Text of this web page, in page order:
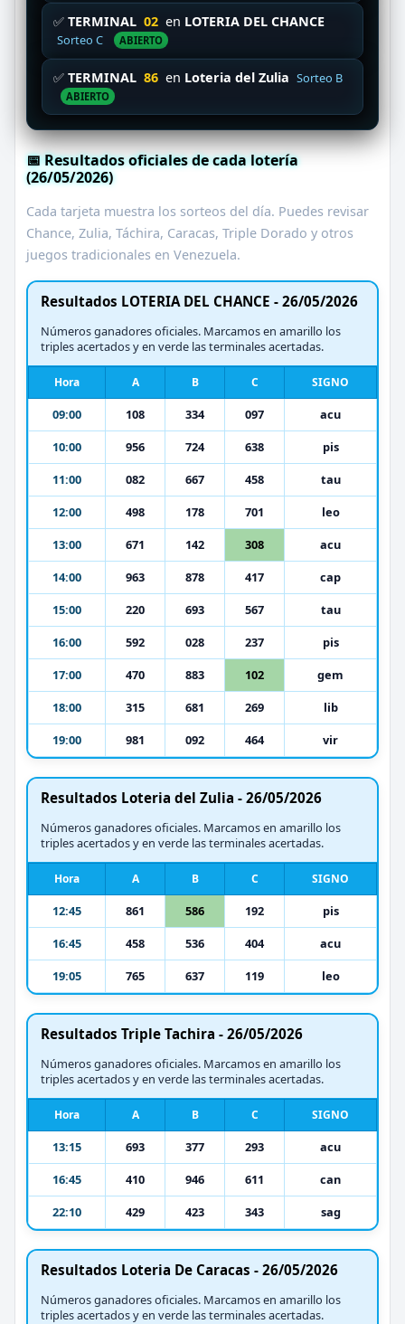
✅ TERMINAL 02 en LOTERIA DEL CHANCE
Sorteo C ABIERTO
✅ TERMINAL 86 en Loteria del Zulia Sorteo B
ABIERTO
📅 Resultados oficiales de cada lotería
(26/05/2026)
Cada tarjeta muestra los sorteos del día. Puedes revisar
Chance, Zulia, Táchira, Caracas, Triple Dorado y otros
juegos tradicionales en Venezuela.
Resultados LOTERIA DEL CHANCE - 26/05/2026
Números ganadores oficiales. Marcamos en amarillo los
triples acertados y en verde las terminales acertadas.
Hora A B C SIGNO
09:00 108 334 097
acu
10:00
956 724 638
pis
11:00
082 667 458
tau
12:00
498 178 701
leo
13:00
671 142 308
acu
14:00
963 878 417
cap
15:00
220 693 567
tau
16:00
592 028 237
pis
17:00
470 883 102
gem
18:00
315 681 269
lib
19:00
981 092 464 vir
Resultados Loteria del Zulia - 26/05/2026
Números ganadores oficiales. Marcamos en amarillo los
triples acertados y en verde las terminales acertadas.
Hora A B C SIGNO
12:45 861 586 192
pis
16:45
458 536 404
acu
19:05
765 637 119 leo
Resultados Triple Tachira - 26/05/2026
Números ganadores oficiales. Marcamos en amarillo los
triples acertados y en verde las terminales acertadas.
Hora A B C SIGNO
13:15 693 377 293
acu
16:45
410 946 611
can
22:10
429 423 343 sag
Resultados Loteria De Caracas - 26/05/2026
Números ganadores oficiales. Marcamos en amarillo los
triples acertados y en verde las terminales acertadas.